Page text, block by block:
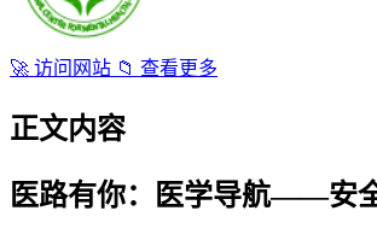
🚀 访问网站 📁 查看更多
正文内容
医路有你：医学导航——安